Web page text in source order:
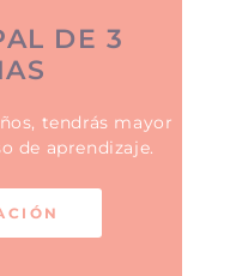
DE 3
tendrás mayor
de aprendizaje.